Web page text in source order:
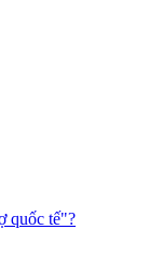
quốc tế"?